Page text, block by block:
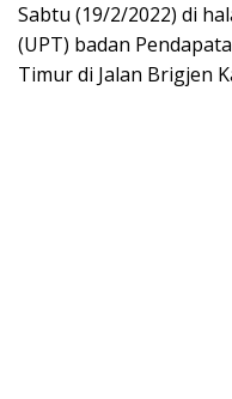
Sabtu (19/2/2022) di
(UPT) badan
Timur di Jalan Brigjen